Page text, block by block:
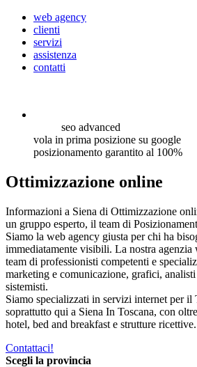
web agency
clienti
servizi
assistenza
contatti
seo advanced
vola in prima posizione su google
posizionamento garantito al 100%
Ottimizzazione online
Informazioni a Siena di Ottimizzazione
un gruppo esperto, il team di
Siamo la web agency giusta per chi ha
immediatamente visibili. La nostra agenzia
team di professionisti competenti e
marketing e comunicazione, grafici,
sistemisti.
Siamo specializzati in servizi internet per il
soprattutto qui a Siena In Toscana, con
hotel, bed and breakfast e strutture ricettive.
Contattaci!
Scegli la provincia